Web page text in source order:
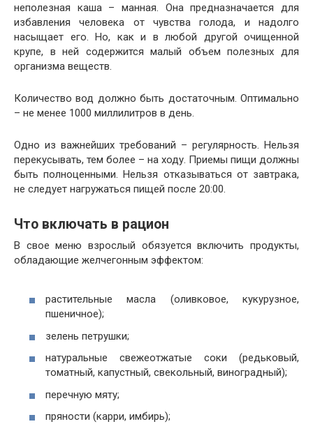
неполезная каша – манная. Она предназначается для
избавления человека от чувства голода, и надолго
насыщает его. Но, как и в любой другой очищенной
крупе, в ней содержится малый объем полезных для
организма веществ.
Количество вод должно быть достаточным. Оптимально
– не менее 1000 миллилитров в день.
Одно из важнейших требований – регулярность. Нельзя
перекусывать, тем более – на ходу. Приемы пищи должны
быть полноценными. Нельзя отказываться от завтрака,
не следует нагружаться пищей после 20:00.
Что включать в рацион
В свое меню взрослый обязуется включить продукты,
обладающие желчегонным эффектом:
растительные масла (оливковое, кукурузное,
пшеничное);
зелень петрушки;
натуральные свежеотжатые соки (редьковый,
томатный, капустный, свекольный, виноградный);
перечную мяту;
пряности (карри, имбирь);